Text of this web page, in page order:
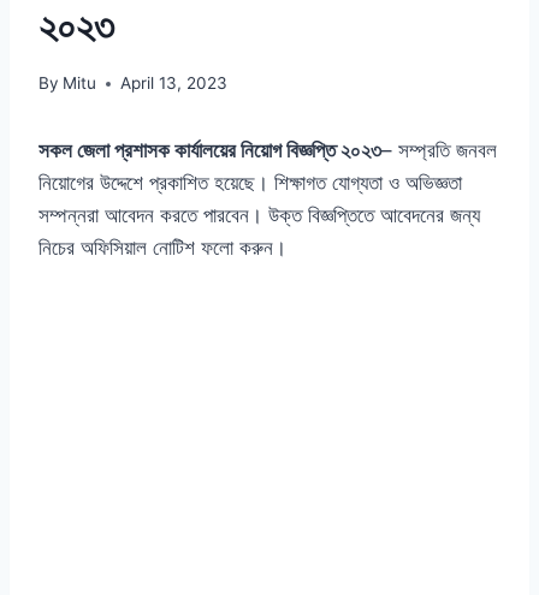
২০২৩
By Mitu April 13, 2023
সকল জেলা প্রশাসক কার্যালয়ের নিয়োগ বিজ্ঞপ্তি ২০২৩– সম্প্রতি জনবল
নিয়োগের উদ্দেশে প্রকাশিত হয়েছে। শিক্ষাগত যোগ্যতা ও অভিজ্ঞতা
সম্পন্নরা আবেদন করতে পারবেন। উক্ত বিজ্ঞপ্তিতে আবেদনের জন্য
নিচের অফিসিয়াল নোটিশ ফলো করুন।